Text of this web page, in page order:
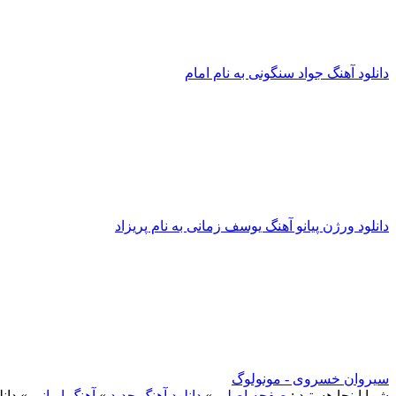
دانلود آهنگ جواد سنگونی به نام امام
دانلود ورژن پیانو آهنگ یوسف زمانی به نام پریزاد
سیروان خسروی - مونولوگ